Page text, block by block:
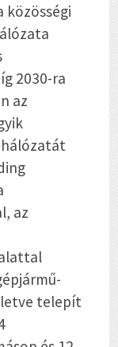
közösségi
2030-ra
az
hálózatát
az
telepít